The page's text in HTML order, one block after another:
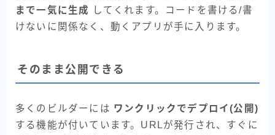
まで一気に生成
してくれます。コードを書ける/書
けないに関係なく、動くアプリが手に入ります。
そのまま公開できる
多くのビルダーには ワンクリックでデプロイ(公開)
する機能が付いています。URLが発行され、すぐに